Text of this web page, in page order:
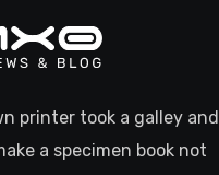
printer took a galley and
a specimen book not